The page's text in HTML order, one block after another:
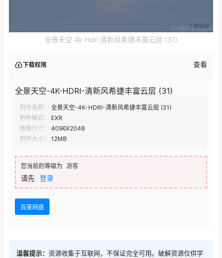
全景天空 4k Hdri 清新风希捷丰富云层 (31)
下载权限 查看
全景天空-4K-HDRI-清新风希捷丰富云层 (31)
附件名称：
全景天空-4K-HDRI-清新风希捷丰富云层 (31)
附件格式：
EXR
图像尺寸：
4096X2048
附件大小：
12MB
您当前的等级为 游客
请先 登录
百度网盘
温馨提示： 资源收集于互联网，不保证完全可用。破解资源仅供学